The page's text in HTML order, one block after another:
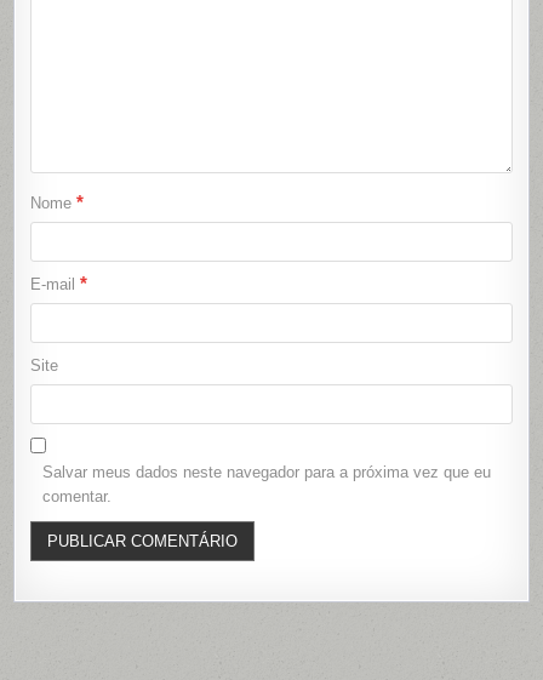
Nome*
E-mail*
Site
Salvar meus dados neste navegador para a próxima vez que eu
comentar.